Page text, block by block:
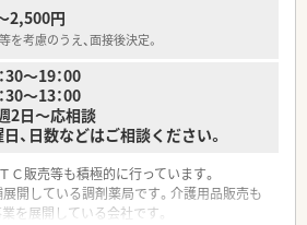
2,500円
を考慮のうえ、面接後決定。
～19：00
13：00
2日～応相談
、日数などはご相談ください。
Ｃ販売等も積極的に行っています。
開している調剤薬局です。介護用品販売も
を展開している会社です。